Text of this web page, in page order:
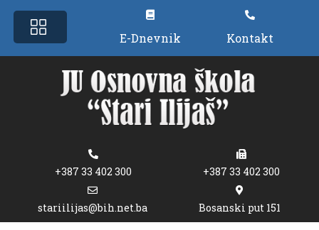
E-Dnevnik Kontakt
+387 33 402 300 +387 33 402 300
stariilijas@bih.net.ba Bosanski put 151